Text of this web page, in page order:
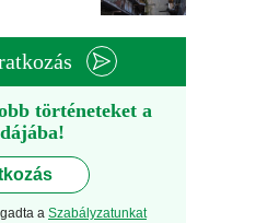
történeteket a
a Szabályzatunkat